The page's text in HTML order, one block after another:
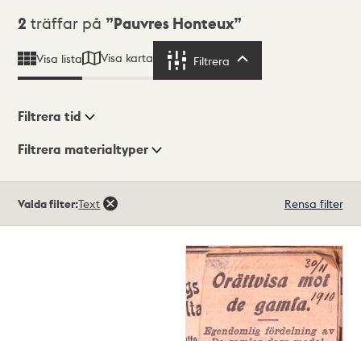
Sökresultat
2 träffar på Pauvres Honteux
Visa lista Visa karta Filtrera
Visningsläge
Filtrera tid
Filtrera materialtyper
träffar
Valda filter:Text Rensa filter